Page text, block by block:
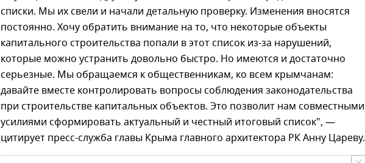
списки. Мы их свели и начали детальную проверку. Изменения вносятся
постоянно. Хочу обратить внимание на то, что некоторые объекты
капитального строительства попали в этот список из-за нарушений,
которые можно устранить довольно быстро. Но имеются и достаточно
серьезные. Мы обращаемся к общественникам, ко всем крымчанам:
давайте вместе контролировать вопросы соблюдения законодательства
при строительстве капитальных объектов. Это позволит нам совместными
усилиями сформировать актуальный и честный итоговый список", —
цитирует пресс-служба главы Крыма главного архитектора РК Анну Цареву.